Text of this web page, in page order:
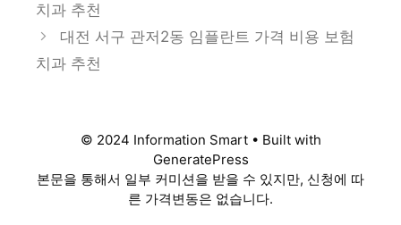
리
치과 추천
대전 서구 관저2동 임플란트 가격 비용 보험
치과 추천
© 2024 Information Smart • Built with
GeneratePress
본문을 통해서 일부 커미션을 받을 수 있지만, 신청에 따
른 가격변동은 없습니다.